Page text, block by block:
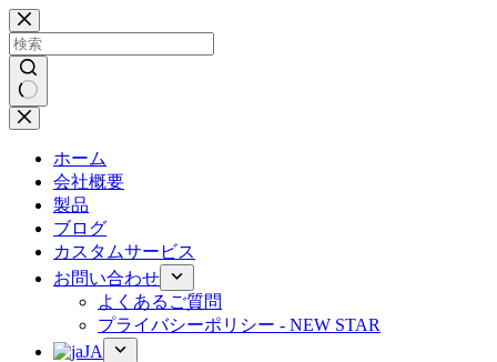
コ
ン
テ
ン
ツ
へ
結
ホーム
会社概要
製品
ブログ
カスタムサービス
お問い合わせ
よくあるご質問
プライバシーポリシー - NEW STAR
JA